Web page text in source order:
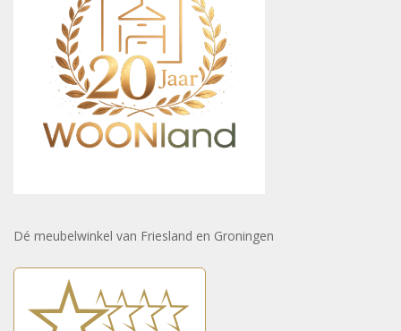
Dé meubelwinkel van Friesland en Groningen